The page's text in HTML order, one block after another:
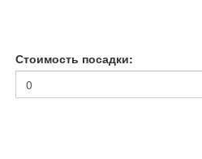
Стоимость посадки: